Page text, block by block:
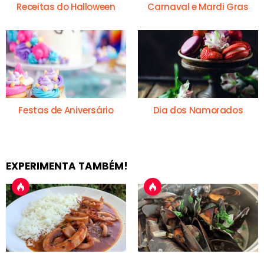
Receitas do Halloween Carnaval e Mardi Gras
Festas de Aniversário Dia dos Namorados
EXPERIMENTA TAMBÉM!